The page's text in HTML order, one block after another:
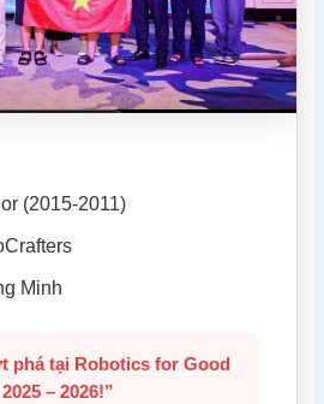
(2015-2011)
Minh
phá tại Robotics for Good
2025 – 2026!”